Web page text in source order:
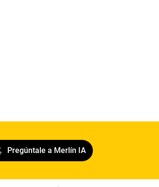
Pregúntale a Merlín IA